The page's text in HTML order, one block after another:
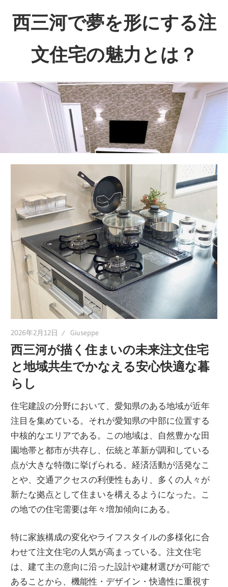
へ
西三河で夢を形にする注
文住宅の魅力とは？
を
す
る、
こ
こ
に
し
か
別
な
住
ま
い
を
手
に
れ
2026年2月12日 Giuseppe
西三河が描く住まいの未来注文住宅
と地域共生でかなえる安心快適な暮
らし
住宅建設の分野において、愛知県のある地域が近年
注目を集めている。 それが愛知県の中部に位置する
中核的なエリアである。この地域は、自然豊かな田
園地帯と都市が共存し、伝統と革新が調和している
点が大きな特徴に挙げられる。経済活動が活発なこ
とや、交通アクセスの利便性もあり、多くの人々が
新たな拠点として住まいを構えるようになった。こ
の地での住宅需要は年々増加傾向にある。
特に家族構成の変化やライフスタイルの多様化に合
わせて注文住宅の人気が高まっている。注文住宅
は、建て主の意向に沿った設計や建材選びが可能で
あることから、機能性・デザイン・快適性に重視す